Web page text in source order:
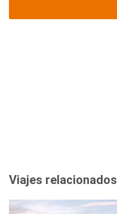
Viajes relacionados